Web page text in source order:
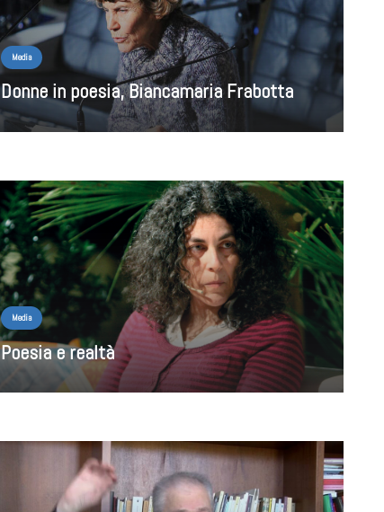
Media
Donne in poesia, Biancamaria Frabotta
Media
Poesia e realtà